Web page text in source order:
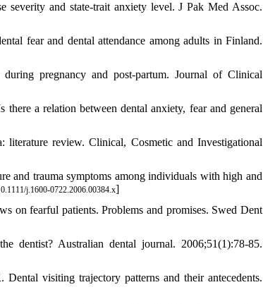
and state-trait anxiety level. J Pak Med Assoc.
fear and dental attendance among adults in Finland.
pregnancy and post‐partum. Journal of Clinical
a relation between dental anxiety, fear and general
literature review. Clinical, Cosmetic and Investigational
and trauma symptoms among individuals with high and
j.1600-0722.2006.00384.x]
on fearful patients. Problems and promises. Swed Dent
dentist? Australian dental journal. 2006;51(1):78-85.
visiting trajectory patterns and their antecedents.